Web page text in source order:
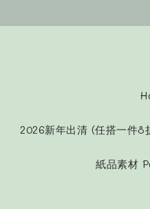
2026新年出清 (任搭一件8
紙品素材